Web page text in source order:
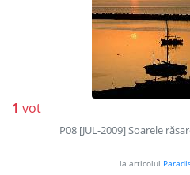
1 vot
P08 [JUL-2009] Soarele
la articolul